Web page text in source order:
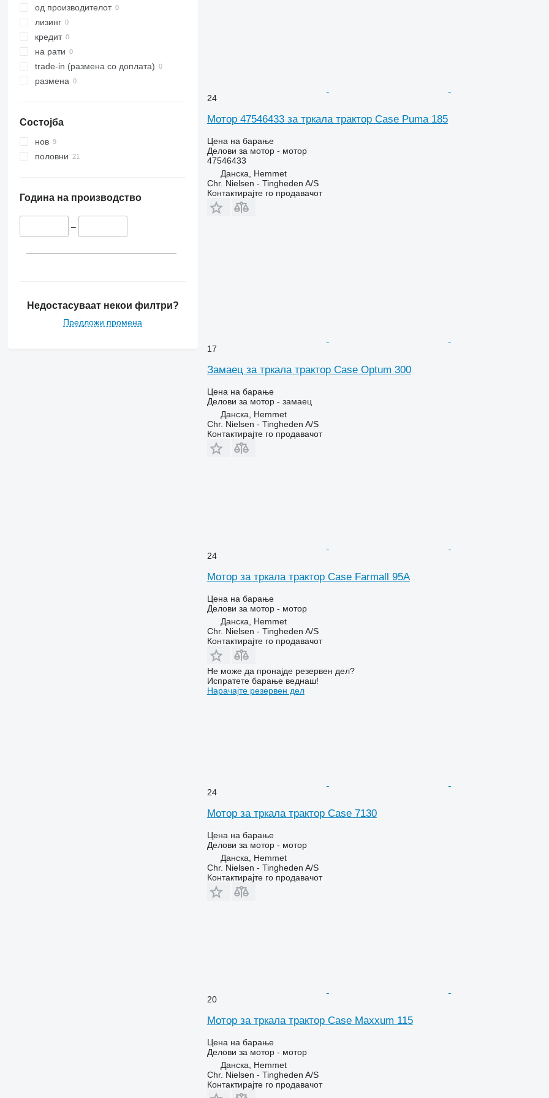
5820
6090
6100
6115
6120
6135
6170
6200
6210
6230
6400
6530
од производителот
лизинг
кредит
на рати
trade-in (размена со доплата)
размена
Состојба
нов
половни
Година на производство
–
Недостасуваат некои филтри?
Предложи промена
24
Мотор 47546433 за тркала трактор Case Puma 185
Цена на барање
Делови за мотор - мотор
47546433
Данска, Hemmet
Chr. Nielsen - Tingheden A/S
Контактирајте го продавачот
17
Замаец за тркала трактор Case Optum 300
Цена на барање
Делови за мотор - замаец
Данска, Hemmet
Chr. Nielsen - Tingheden A/S
Контактирајте го продавачот
24
Мотор за тркала трактор Case Farmall 95A
Цена на барање
Делови за мотор - мотор
Данска, Hemmet
Chr. Nielsen - Tingheden A/S
Контактирајте го продавачот
Не може да пронајде резервен дел?
Испратете барање веднаш!
Нарачајте резервен дел
24
Мотор за тркала трактор Case 7130
Цена на барање
Делови за мотор - мотор
Данска, Hemmet
Chr. Nielsen - Tingheden A/S
Контактирајте го продавачот
20
Мотор за тркала трактор Case Maxxum 115
Цена на барање
Делови за мотор - мотор
Данска, Hemmet
Chr. Nielsen - Tingheden A/S
Контактирајте го продавачот